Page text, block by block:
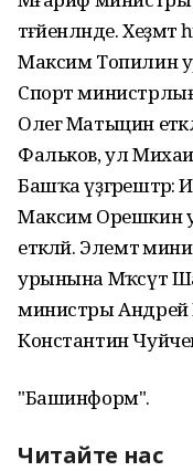
тәғәйенләнде.
Максим Топилин
Спорт
Олег Матыцин
Фальков, ул
Башҡа
Максим Орешкин
етәкләй. Элемтә
урынына Мәҡсүт
министры Андрей
Константин
"Башинформ".
Читайте нас